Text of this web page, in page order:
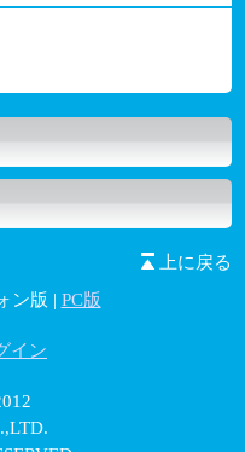
上に戻る
ン版 | PC版
イン